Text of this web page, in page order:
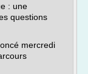
: une
questions
mercredi